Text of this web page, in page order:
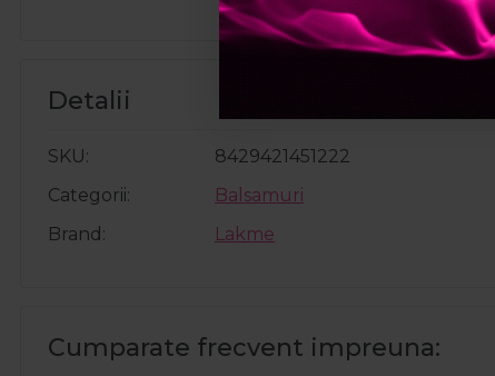
Detalii
SKU
8429421451222
Categorii
Balsamuri
Brand
Lakme
Cumparate frecvent impreuna: